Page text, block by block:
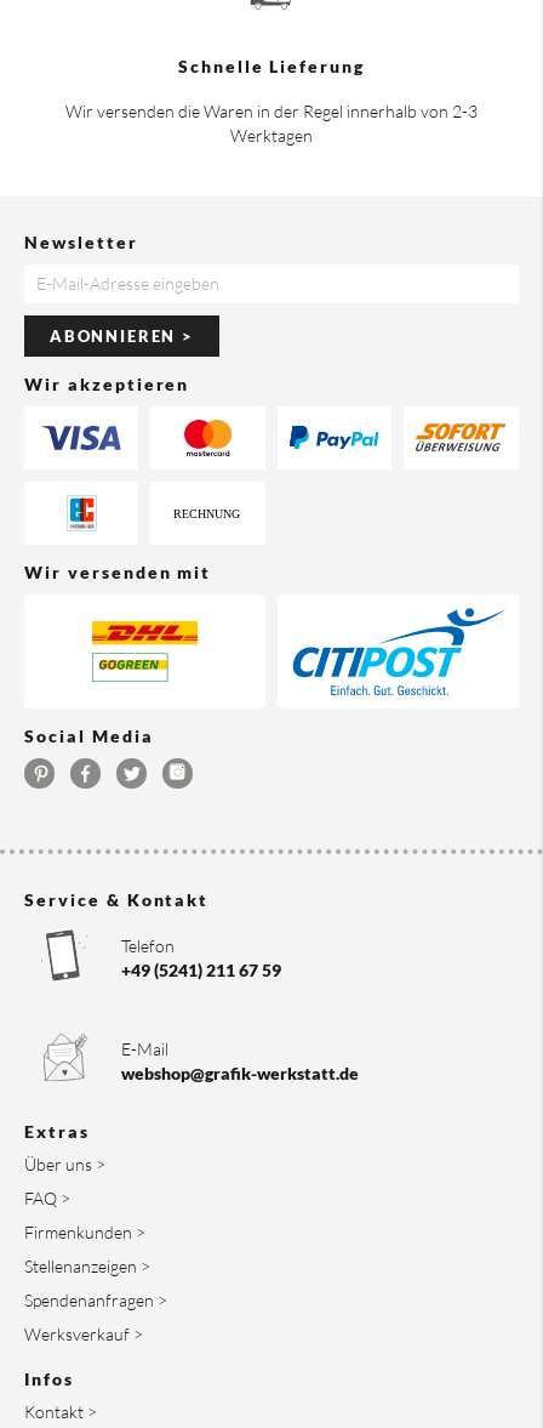
Schnelle Lieferung
Wir versenden die Waren in der Regel innerhalb von 2-3
Werktagen
Newsletter
ABONNIEREN >
Wir akzeptieren
Wir versenden mit
Social Media
Service & Kontakt
Telefon
+49 (5241) 211 67 59
E-Mail
webshop@grafik-werkstatt.de
Extras
Über uns >
FAQ >
Firmenkunden >
Stellenanzeigen >
Spendenanfragen >
Werksverkauf >
Infos
Kontakt >